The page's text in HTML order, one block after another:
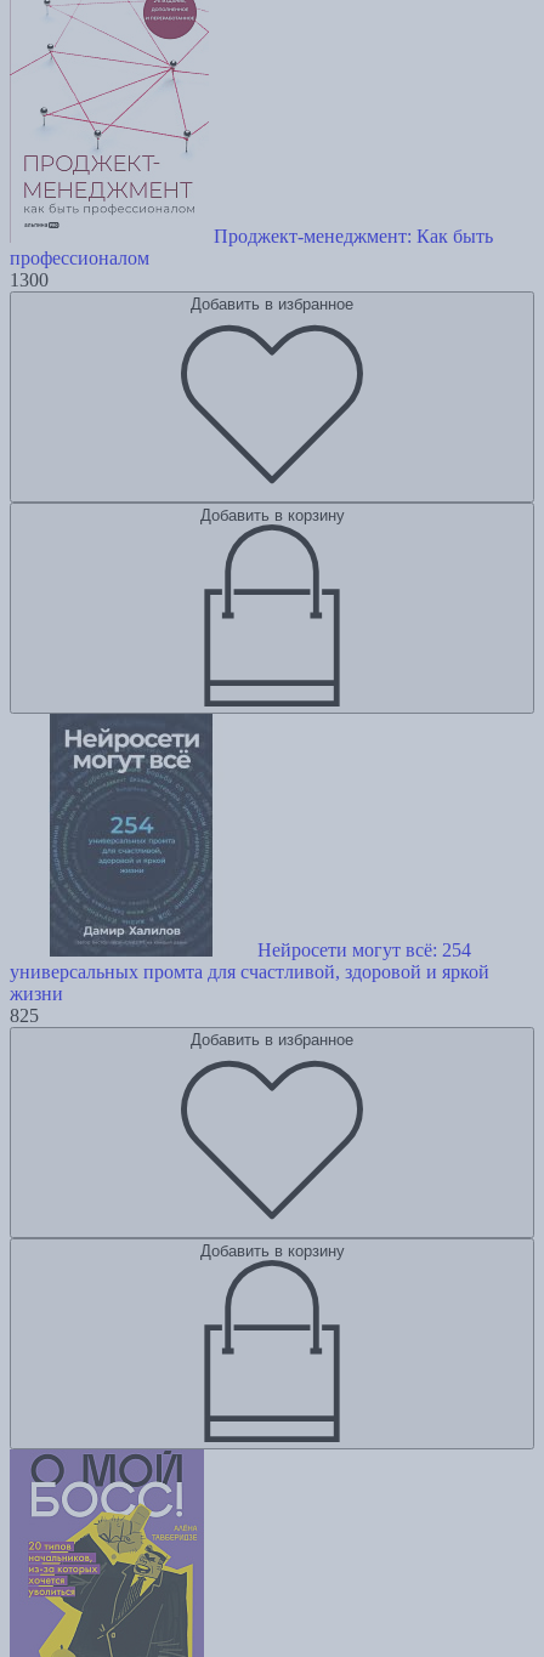
Проджект-менеджмент: Как быть
профессионалом
1300
Добавить в избранное
Добавить в корзину
Нейросети могут всё: 254
универсальных промта для счастливой, здоровой и яркой
жизни
825
Добавить в избранное
Добавить в корзину